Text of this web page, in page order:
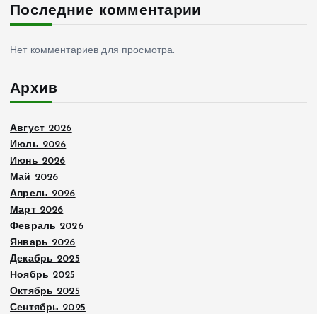
Последние комментарии
Нет комментариев для просмотра.
Архив
Август 2026
Июль 2026
Июнь 2026
Май 2026
Апрель 2026
Март 2026
Февраль 2026
Январь 2026
Декабрь 2025
Ноябрь 2025
Октябрь 2025
Сентябрь 2025